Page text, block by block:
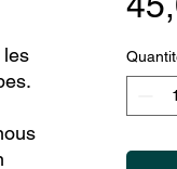
les